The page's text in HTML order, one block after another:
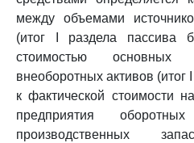
между объемами
(итог I раздела пассива
стоимостью
внеоборотных активов (итог
к фактической стоимости
предприятия
производственных